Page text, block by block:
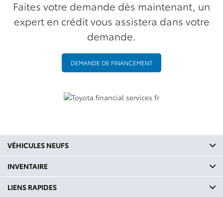
Faites votre demande dès maintenant, un
expert en crédit vous assistera dans votre
demande.
DEMANDE DE FINANCEMENT
VÉHICULES NEUFS
INVENTAIRE
LIENS RAPIDES